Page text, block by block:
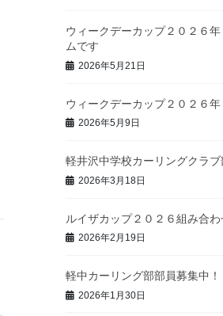
ウィークデーカップ２０２６
ムです
2026年5月21日
ウィークデーカップ２０２６
2026年5月9日
軽井沢中学校カーリングクラブ
2026年3月18日
ルイザカップ２０２６組み合わ
2026年2月19日
軽中カーリング部部員募集中！
2026年1月30日